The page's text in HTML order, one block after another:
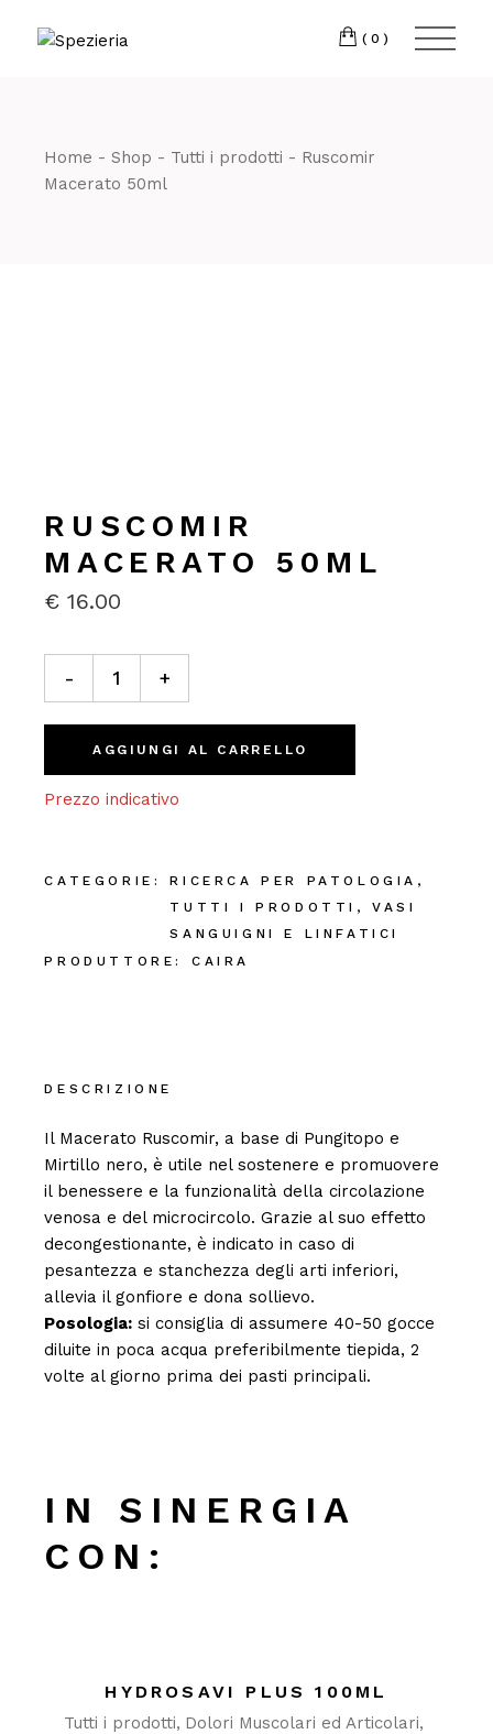
(0)
Home Shop Tutti i prodotti
Ruscomir
Macerato 50ml
RUSCOMIR
MACERATO 50ML
€ 16.00
Ruscomir Macerato 50ml quantity
- +
AGGIUNGI AL CARRELLO
Prezzo indicativo
CATEGORIE: RICERCA PER PATOLOGIA ,
TUTTI I PRODOTTI ,VASI
SANGUIGNI E LINFATICI
PRODUTTORE:
CAIRA
DESCRIZIONE
Il Macerato Ruscomir, a base di Pungitopo e
Mirtillo nero, è utile nel sostenere e promuovere
il benessere e la funzionalità della circolazione
venosa e del microcircolo. Grazie al suo effetto
decongestionante, è indicato in caso di
pesantezza e stanchezza degli arti inferiori,
allevia il gonfiore e dona sollievo.
Posologia: si consiglia di assumere 40-50 gocce
diluite in poca acqua preferibilmente tiepida, 2
volte al giorno prima dei pasti principali.
IN SINERGIA
CON:
HYDROSAVI PLUS 100ML
Tutti i prodotti Dolori Muscolari ed Articolari
Telefono